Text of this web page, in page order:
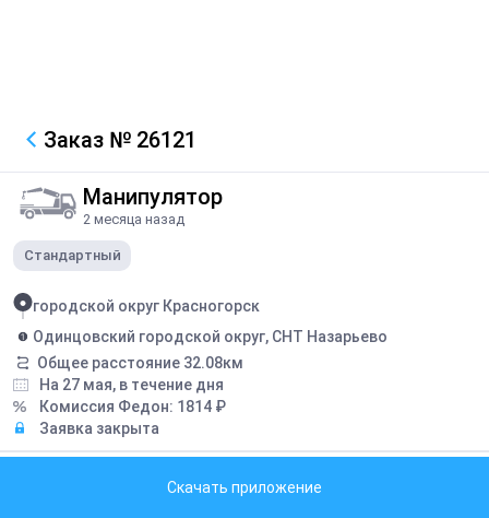
Заказ № 26121
Манипулятор
2 месяца назад
Стандартный
городской округ Красногорск
Одинцовский городской округ, СНТ Назарьево
Общее расстояние 32.08км
На 27 мая, в течение дня
Комиссия Федон: 1814 ₽
Заявка закрыта
Грузоподъемность стрелы:3 тонн
Скачать приложение